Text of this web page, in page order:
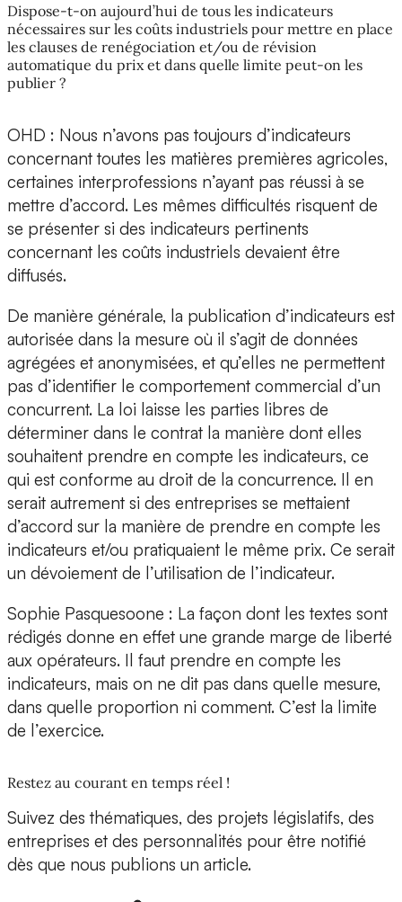
Dispose-t-on aujourd’hui de tous les indicateurs
nécessaires sur les coûts industriels pour mettre en place
les clauses de renégociation et/ou de révision
automatique du prix et dans quelle limite peut-on les
publier ?
OHD : Nous n’avons pas toujours d’indicateurs
concernant toutes les matières premières agricoles,
certaines interprofessions n’ayant pas réussi à se
mettre d’accord. Les mêmes difficultés risquent de
se présenter si des indicateurs pertinents
concernant les coûts industriels devaient être
diffusés.
De manière générale, la publication d’indicateurs est
autorisée dans la mesure où il s’agit de données
agrégées et anonymisées, et qu’elles ne permettent
pas d’identifier le comportement commercial d’un
concurrent. La loi laisse les parties libres de
déterminer dans le contrat la manière dont elles
souhaitent prendre en compte les indicateurs, ce
qui est conforme au droit de la concurrence. Il en
serait autrement si des entreprises se mettaient
d’accord sur la manière de prendre en compte les
indicateurs et/ou pratiquaient le même prix. Ce serait
un dévoiement de l’utilisation de l’indicateur.
Sophie Pasquesoone : La façon dont les textes sont
rédigés donne en effet une grande marge de liberté
aux opérateurs. Il faut prendre en compte les
indicateurs, mais on ne dit pas dans quelle mesure,
dans quelle proportion ni comment. C’est la limite
de l’exercice.
Restez au courant en temps réel !
Suivez des thématiques, des projets législatifs, des
entreprises et des personnalités pour être notifié
dès que nous publions un article.